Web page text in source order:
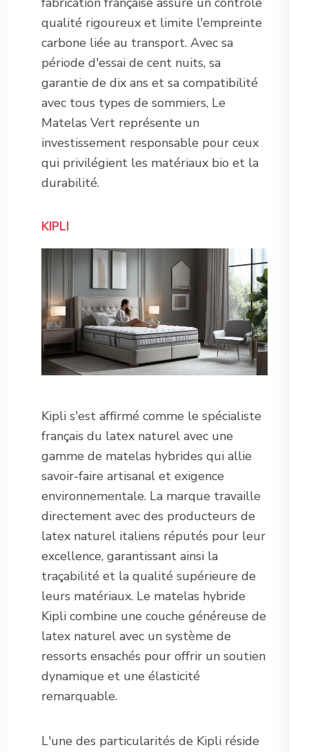
qualité rigoureux et limite l'empreinte
carbone liée au transport. Avec sa
période d'essai de cent nuits, sa
garantie de dix ans et sa compatibilité
avec tous types de sommiers, Le
Matelas Vert représente un
investissement responsable pour ceux
qui privilégient les matériaux bio et la
durabilité.
KIPLI
Kipli s'est affirmé comme le spécialiste
français du latex naturel avec une
gamme de matelas hybrides qui allie
savoir-faire artisanal et exigence
environnementale. La marque travaille
directement avec des producteurs de
latex naturel italiens réputés pour leur
excellence, garantissant ainsi la
traçabilité et la qualité supérieure de
leurs matériaux. Le matelas hybride
Kipli combine une couche généreuse de
latex naturel avec un système de
ressorts ensachés pour offrir un soutien
dynamique et une élasticité
remarquable.
L'une des particularités de Kipli réside